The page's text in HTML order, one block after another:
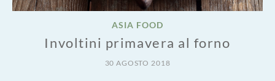
ASIA FOOD
Involtini primavera al forno
30 AGOSTO 2018